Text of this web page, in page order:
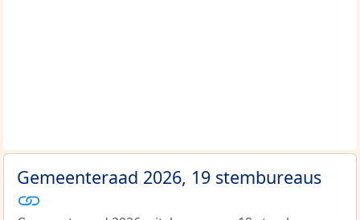
Gemeenteraad 2026, 19 stembureaus